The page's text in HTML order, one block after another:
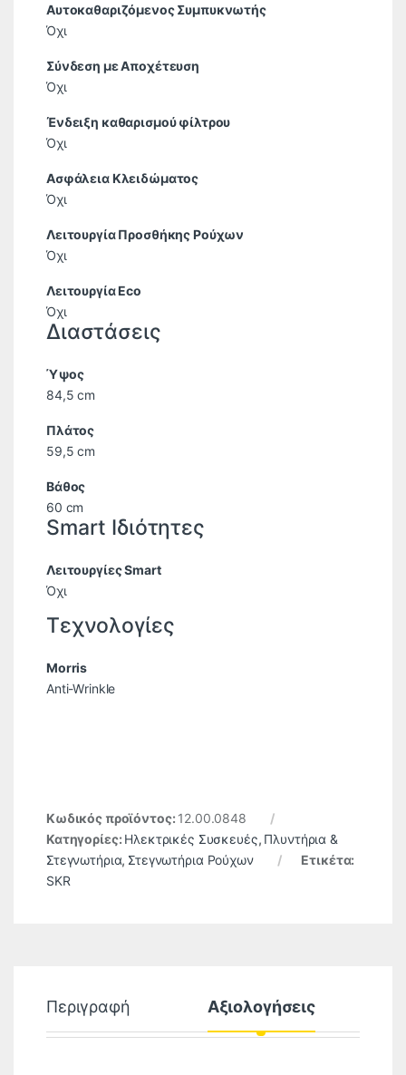
Αυτοκαθαριζόμενος Συμπυκνωτής
Όχι
Σύνδεση με Αποχέτευση
Όχι
Ένδειξη καθαρισμού φίλτρου
Όχι
Ασφάλεια Κλειδώματος
Όχι
Λειτουργία Προσθήκης Ρούχων
Όχι
Λειτουργία Eco
Όχι
Διαστάσεις
Ύψος
84,5 cm
Πλάτος
59,5 cm
Βάθος
60 cm
Smart Ιδιότητες
Λειτουργίες Smart
Όχι
Τεχνολογίες
Morris
Anti-Wrinkle
Κωδικός προϊόντος: 12.00.0848
Κατηγορίες: Ηλεκτρικές Συσκευές, Πλυντήρια &
Στεγνωτήρια, Στεγνωτήρια Ρούχων
Ετικέτα:
SKR
Περιγραφή Αξιολογήσεις